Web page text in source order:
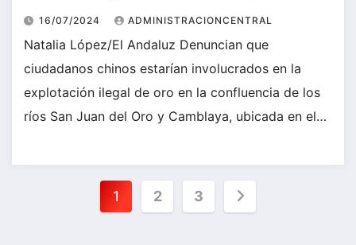
16/07/2024 ADMINISTRACIONCENTRAL
Natalia López/El Andaluz Denuncian que
ciudadanos chinos estarían involucrados en la
explotación ilegal de oro en la confluencia de los
ríos San Juan del Oro y Camblaya, ubicada en el…
Paginación
1 2 3